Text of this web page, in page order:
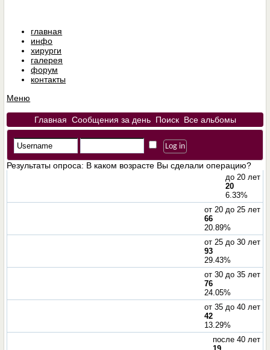
главная
инфо
хирурги
галерея
форум
контакты
Меню
Главная Сообщения за день Поиск Все альбомы
Результаты опроса: В каком возрасте Вы сделали операцию?
до 20 лет
20
6.33%
от 20 до 25 лет
66
20.89%
от 25 до 30 лет
93
29.43%
от 30 до 35 лет
76
24.05%
от 35 до 40 лет
42
13.29%
после 40 лет